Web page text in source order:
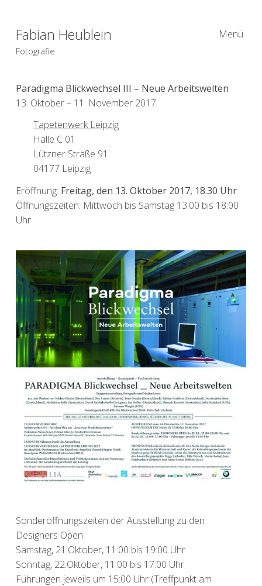
Fabian Heublein
Fotografie
Menü
Paradigma Blickwechsel III – Neue Arbeitswelten
13. Oktober – 11. November 2017
Tapetenwerk Leipzig
Halle C 01
Lützner Straße 91
04177 Leipzig
Eröffnung: Freitag, den 13. Oktober 2017, 18.30 Uhr
Öffnungszeiten: Mittwoch bis Samstag 13:00 bis 18:00
Uhr
Sonderöffnungszeiten der Ausstellung zu den
Designers Open:
Samstag, 21.Oktober, 11:00 bis 19:00 Uhr
Sonntag, 22.Oktober, 11:00 bis 17:00 Uhr
Führungen jeweils um 15:00 Uhr (Treffpunkt am